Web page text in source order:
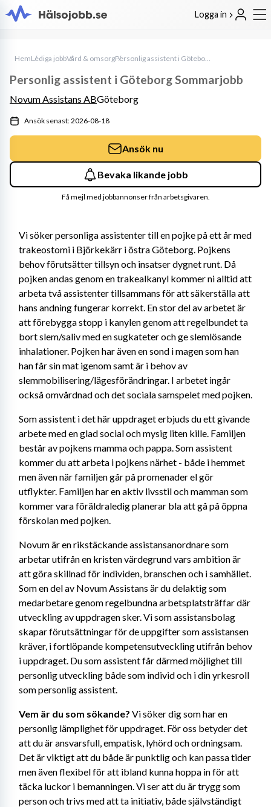
Logga in
HemLediga jobbVård & omsorg Personlig assistent i Göteborg Sommarjobb
Vi söker personliga assistenter till en pojke på ett år med
trakeostomi i Björkekärr i östra Göteborg. Pojkens
behov förutsätter tillsyn och insatser dygnet runt. Då
pojken andas genom en trakealkanyl kommer ni alltid att
arbeta två assistenter tillsammans för att säkerställa att
hans andning fungerar korrekt. En stor del av arbetet är
att förebygga stopp i kanylen genom att regelbundet ta
bort slem/saliv med en sugkateter och ge slemlösande
inhalationer. Pojken har även en sond i magen som han
han får sin mat igenom samt är i behov av
slemmobilisering/lägesförändringar. I arbetet ingår
också omvårdnad och det sociala samspelet med pojken.
Som assistent i det här uppdraget erbjuds du ett givande
arbete med en glad social och mysig liten kille. Familjen
består av pojkens mamma och pappa. Som assistent
kommer du att arbeta i pojkens närhet - både i hemmet
men även när familjen går på promenader el gör
utflykter. Familjen har en aktiv livsstil och mamman som
kommer vara föräldraledig planerar bla att gå på öppna
förskolan med pojken.
Novum är en rikstäckande assistansanordnare som
arbetar utifrån en kristen värdegrund vars ambition är
att göra skillnad för individen, branschen och i samhället.
Som en del av Novum Assistans är du delaktig som
medarbetare genom regelbundna arbetsplatsträffar där
utveckling av uppdragen sker. Vi som assistansbolag
skapar förutsättningar för de uppgifter som assistansen
kräver, i fortlöpande kompetensutveckling utifrån behov
i uppdraget. Du som assistent får därmed möjlighet till
personlig utveckling både som individ och i din yrkesroll
som personlig assistent.
Vem är du som sökande? Vi söker dig som har en
personlig lämplighet för uppdraget. För oss betyder det
att du är ansvarsfull, empatisk, lyhörd och ordningsam.
Det är viktigt att du både är punktlig och kan passa tider
men även flexibel för att ibland kunna hoppa in för att
täcka luckor i bemanningen. Vi ser att du är trygg som
person och trivs med att ta initiativ, både självständigt
Personlig assistent i Göteborg Sommarjobb
Novum Assistans ABGöteborg
Ansök senast: 2026-08-18
Ansök nu
Bevaka likande jobb
Få mejl med jobbannonser från arbetsgivaren.